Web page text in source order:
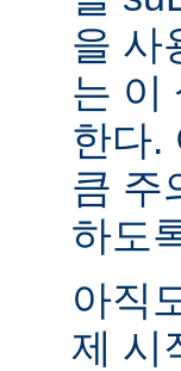
을 사
는 이
한다.
큼 주
하도
아직
제 시